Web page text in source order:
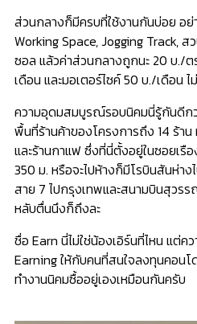
ส่วนกลางก็มีครบที่ใช้งานกันบ่อย อย่
Working Space, Jogging Track,
ซอล แล้วค่าส่วนกลางถูกนะ 20 บ./
เดือน และมอเตอร์ไซค์ 50 บ./เดือน
ความอุดมสมบูรณ์รอบนิคมนี่รู้กันดีก
พื้นที่ร้านค้าของโครงการถึง 14 ร้า
และร้านกาแฟ ซึ่งที่นี่ตั้งอยู่ในซอยเรื
350 ม. หรือจะไปห้างก็มีโรบินสันห่าง
สาย 7 ไปกรุงเทพและสนามบินสุวร
หลับตื่นนึงก็ถึงละ
ชื่อ Earn นี่ไม่ใช่น้องเอิร์นที่ไหน แต่ค
Earning ให้กับคนที่สนใจลงทุนคอน
ทำงานนิคมซื้ออยู่เองเหมือนกันครับ